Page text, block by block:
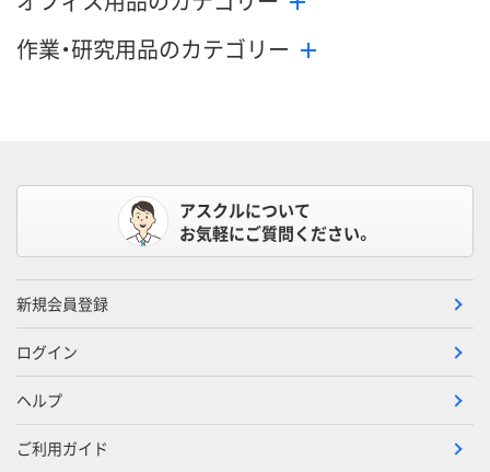
作業・研究用品のカテゴリー
アスクルについて
お気軽にご質問ください。
新規会員登録
ログイン
ヘルプ
ご利用ガイド